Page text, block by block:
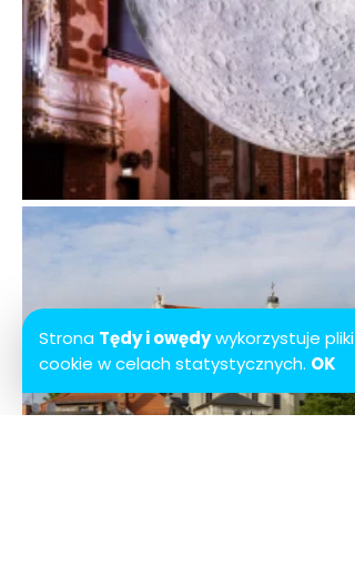
Strona Tędy i owędywykorzystuje pliki
cookie w celach statystycznych. OK